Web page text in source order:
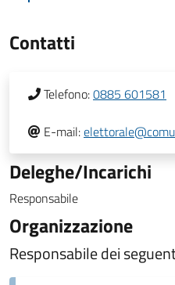
Contatti
Telefono:0885 601581
E-mail:
Deleghe/Incarichi
Responsabile
Organizzazione
Responsabile dei